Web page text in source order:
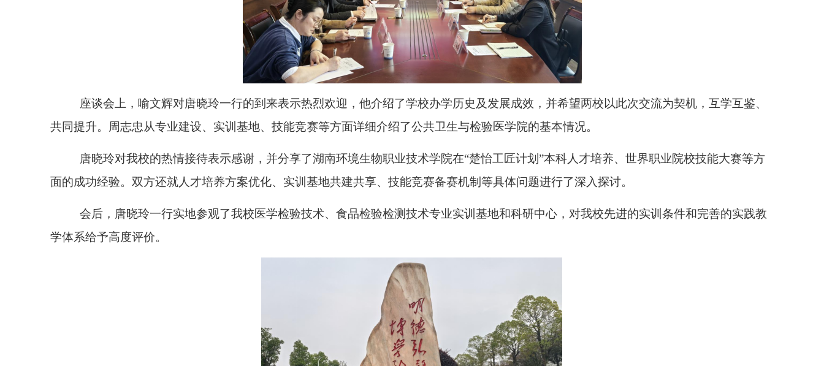
座谈会上，喻文辉对唐晓玲一行的到来表示热烈欢迎 ， 他介绍了学校办学历史及发展成效 ， 并希望两校以此次交流为契机，互学互鉴、
共同提升。 周志忠从专业建设、实训基地、技能竞赛等方面详细介绍了公共卫生与检验医学院的基本情况。
唐晓玲对我校的热情接待表示感谢，并分享了湖南环境生物职业技术学院在“楚怡工匠计划”本科人才培养、世界职业院校技能大赛等方
面的成功经验。双方还就人才培养方案优化、实训基地共建共享、技能竞赛备赛机制等具体问题进行了深入探讨。
会后，唐晓玲一行实地参观了我校医学检验技术、食品检验检测技术专业实训基地和科研中心 ，对我校先进的实训条件和完善的实践教
学体系给予高度评价。